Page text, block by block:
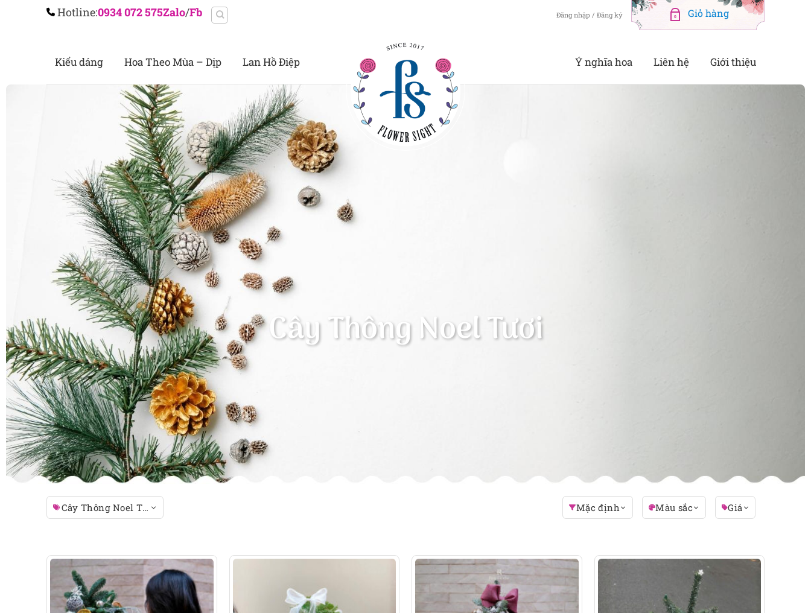
Hotline:0934 072 575Zalo/Fb Đăng nhập / Đăng ký 0
Kiểu dáng Hoa Theo Mùa – Dịp Lan Hồ Điệp Ý nghĩa hoa Liên hệ Giới thiệu
Cây Thông Noel Tươi
Cây Thông Noel Tươi Mặc định Màu sắc Giá